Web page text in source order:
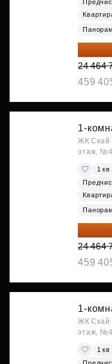
20
24 464
459
1-
ЖК Скай
этаж,
1 кв
20
24 464
459
1-
ЖК Скай
этаж,
1 кв